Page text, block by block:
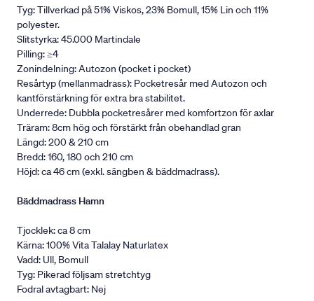
Tyg: Tillverkad på 51% Viskos, 23% Bomull, 15% Lin och 11%
polyester.
Slitstyrka: 45.000 Martindale
Pilling: ≥4
Zonindelning: Autozon (pocket i pocket)
Resårtyp (mellanmadrass): Pocketresår med Autozon och
kantförstärkning för extra bra stabilitet.
Underrede: Dubbla pocketresårer med komfortzon för axlar
Träram: 8cm hög och förstärkt från obehandlad gran
Längd: 200 & 210 cm
Bredd: 160, 180 och 210 cm
Höjd: ca 46 cm (exkl. sängben & bäddmadrass).
Bäddmadrass Hamn
Tjocklek: ca 8 cm
Kärna: 100% Vita Talalay Naturlatex
Vadd: Ull, Bomull
Tyg: Pikerad följsam stretchtyg
Fodral avtagbart: Nej